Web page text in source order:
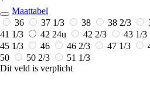
Maattabel
36
37 1/3 38 38 2/3
41 1/3
42 24u 42 2/3 43 1/3
45 1/3
46 46 2/3 47 1/3
50
50 2/3
51 1/3
Dit veld is verplicht